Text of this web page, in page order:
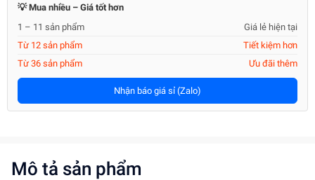
💡 Mua nhiều – Giá tốt hơn
1 – 11 sản phẩm
Giá lẻ hiện tại
Từ 12 sản phẩm
Tiết kiệm hơn
Từ 36 sản phẩm
Ưu đãi thêm
Nhận báo giá sỉ (Zalo)
Mô tả sản phẩm